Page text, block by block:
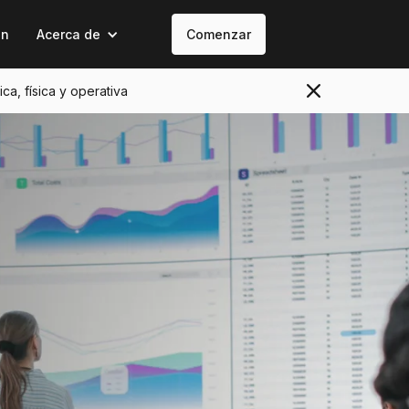
Acerca de Comenzar
física y operativa